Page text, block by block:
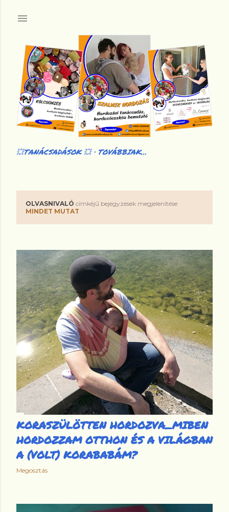
💥TANÁCSADÁSOK 💥 TOVÁBBIAK…
j
e
g
y
z
é
s
e
k
OLVASNIVALÓ címkéjű bejegyzések megjelenítése
MINDET MUTAT
KORASZÜLÖTTEN HORDOZVA_MIBEN
HORDOZZAM OTTHON ÉS A VILÁGBAN
A (VOLT) KORABABÁM?
Megosztás